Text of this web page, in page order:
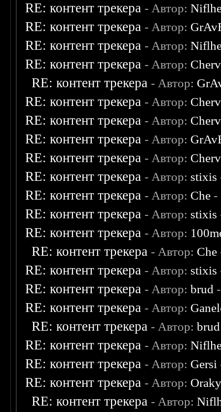
RE: контент трекера - Автор:
RE: контент трекера - Автор:
RE: контент трекера - Автор:
RE: контент трекера - Автор:
RE: контент трекера - Автор:
RE: контент трекера - Автор:
RE: контент трекера - Автор:
RE: контент трекера - Автор:
RE: контент трекера - Автор:
RE: контент трекера - Автор: stixis
RE: контент трекера - Автор: Che -
RE: контент трекера - Автор: stixis
RE: контент трекера - Автор:
RE: контент трекера - Автор: Che
RE: контент трекера - Автор: stixis
RE: контент трекера - Автор:brud
RE: контент трекера - Автор:
RE: контент трекера - Автор:brud
RE: контент трекера - Автор:
RE: контент трекера - Автор: Gersi
RE: контент трекера - Автор:
RE: контент трекера - Автор: